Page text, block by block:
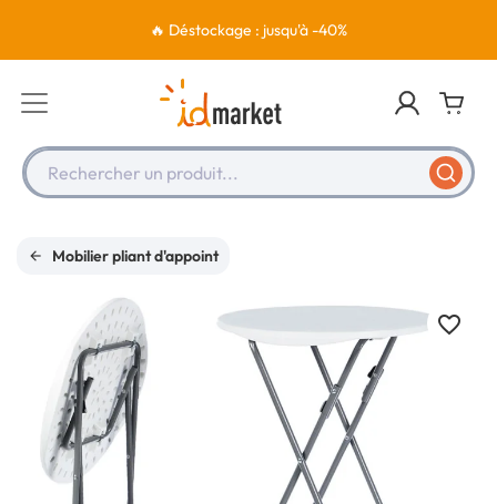
🔥 Déstockage : jusqu'à -40%
Rechercher un produit...
Mobilier pliant d'appoint
favorite_border